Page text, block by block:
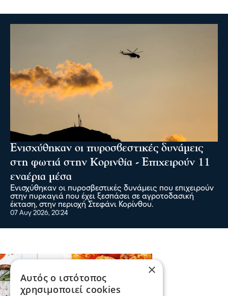
Ενισχύθηκαν οι πυροσβεστικές δυνάμεις
στη φωτιά στην Κορινθία - Επιχειρούν 11
εναέρια μέσα
Ενισχύθηκαν οι πυροσβεστικές δυνάμεις που επιχειρούν
στην πυρκαγιά που έχει ξεσπάσει σε αγροτοδασική
έκταση, στην περιοχή Στεφάνι Κορίνθου.
07 Αυγ 2026, 20:24
×
Αυτός ο ιστότοπος
χρησιμοποιεί cookies